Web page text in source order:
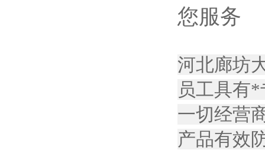
您服务
河北廊坊
员工具有
一切经营
产品有效